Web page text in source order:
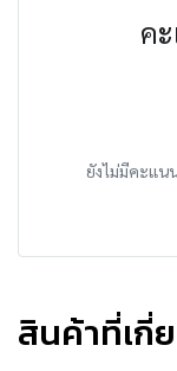
ค
ยังไม่มีคะแน
สินค้าที่เกี่